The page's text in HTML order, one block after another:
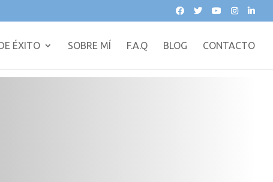
ÉXITO SOBRE MÍ F.A.Q BLOG CONTACTO